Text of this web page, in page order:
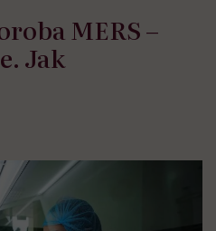
MERS –
Jak